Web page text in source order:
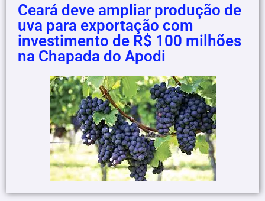
Ceará deve ampliar produção de
uva para exportação com
investimento de R$ 100 milhões
na Chapada do Apodi